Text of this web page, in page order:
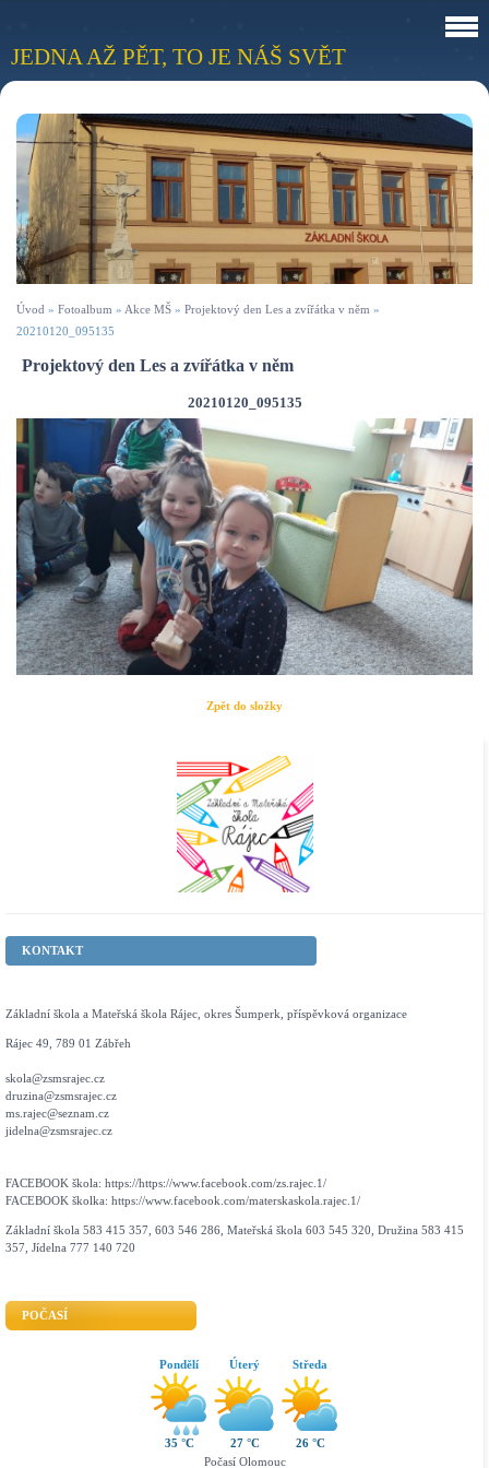
JEDNA AŽ PĚT, TO JE NÁŠ SVĚT
Úvod » Fotoalbum » Akce MŠ » Projektový den Les a zvířátka v něm »
20210120_095135
Projektový den Les a zvířátka v něm
20210120_095135
Zpět do složky
KONTAKT
Základní škola a Mateřská škola Rájec, okres Šumperk, příspěvková organizace
Rájec 49, 789 01 Zábřeh
skola@zsmsrajec.cz
druzina@zsmsrajec.cz
ms.rajec@seznam.cz
jidelna@zsmsrajec.cz
FACEBOOK škola: https://https://www.facebook.com/zs.rajec.1/
FACEBOOK školka: https://www.facebook.com/materskaskola.rajec.1/
Základní škola 583 415 357, 603 546 286, Mateřská škola 603 545 320, Družina 583 415
357, Jídelna 777 140 720
POČASÍ
Pondělí
35 °C
Úterý
27 °C
Středa
26 °C
Počasí Olomouc